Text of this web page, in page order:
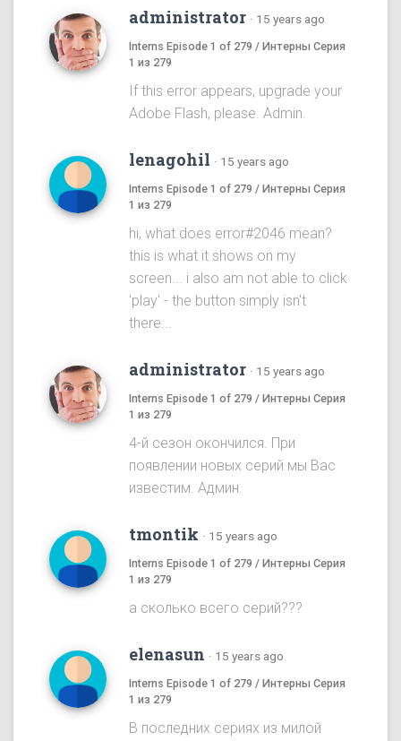
administrator · 15 years ago
Interns Episode 1 of 279 / Интерны Серия
1 из 279
If this error appears, upgrade your
Adobe Flash, please. Admin.
lenagohil · 15 years ago
Interns Episode 1 of 279 / Интерны Серия
1 из 279
hi, what does error#2046 mean?
this is what it shows on my
screen... i also am not able to click
'play' - the button simply isn't
there...
administrator · 15 years ago
Interns Episode 1 of 279 / Интерны Серия
1 из 279
4-й сезон окончился. При
появлении новых серий мы Вас
известим. Админ.
tmontik · 15 years ago
Interns Episode 1 of 279 / Интерны Серия
1 из 279
а сколько всего серий???
elenasun · 15 years ago
Interns Episode 1 of 279 / Интерны Серия
1 из 279
В последних сериях из милой